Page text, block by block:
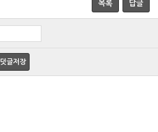
목록 답글
덧글저장